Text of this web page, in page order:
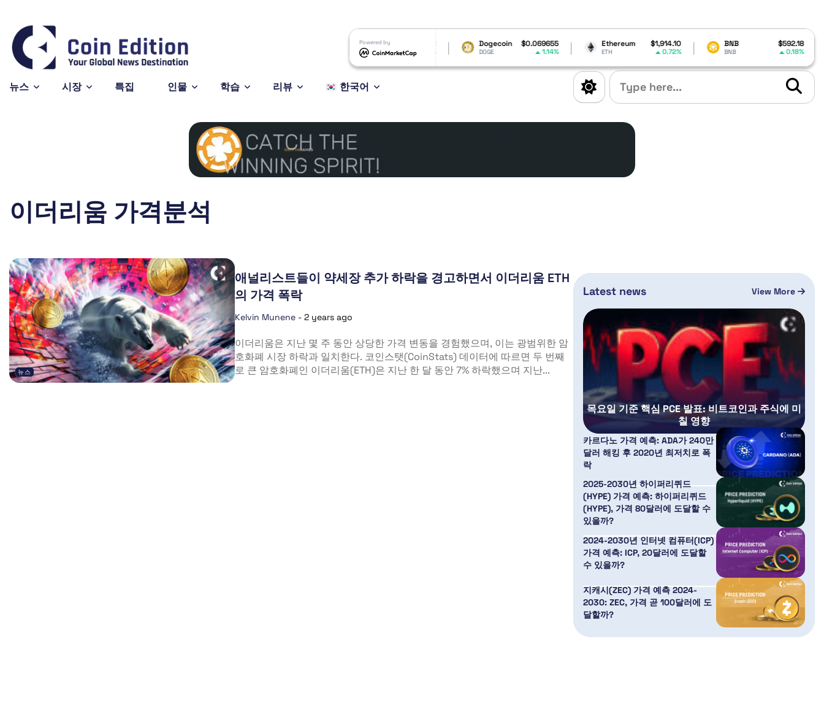
Powered by
-0.96%
Dogecoin $0.069655
DOGE 1.14%
Ethereum $1,914.10
ETH 0.72%
BNB $592.18
BNB 0.18%
뉴스 시장 특집 인물 학습 리뷰 한국어
이더리움 가격분석
뉴스
애널리스트들이 약세장 추가 하락을 경고하면서 이더리움 ETH
의 가격 폭락
Kelvin Munene - 2 years ago
이더리움은 지난 몇 주 동안 상당한 가격 변동을 경험했으며, 이는 광범위한 암
호화폐 시장 하락과 일치한다. 코인스탯(CoinStats) 데이터에 따르면 두 번째
로 큰 암호화폐인 이더리움(ETH)은 지난 한 달 동안 7% 하락했으며 지난...
Latest news View More
목요일 기준 핵심 PCE 발표: 비트코인과 주식에 미
칠 영향
카르다노 가격 예측: ADA가 240만
달러 해킹 후 2020년 최저치로 폭
락
2025-2030년 하이퍼리퀴드
(HYPE) 가격 예측: 하이퍼리퀴드
(HYPE), 가격 80달러에 도달할 수
있을까?
2024-2030년 인터넷 컴퓨터(ICP)
가격 예측: ICP, 20달러에 도달할
수 있을까?
지캐시(ZEC) 가격 예측 2024-
2030: ZEC, 가격 곧 100달러에 도
달할까?